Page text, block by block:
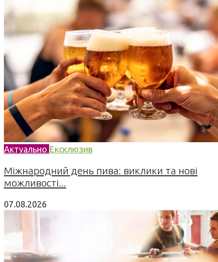
Актуально Ексклюзив
Міжнародний день пива: виклики та нові
можливості...
07.08.2026